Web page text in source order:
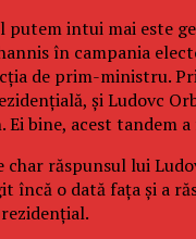
putem intui mai este
în campania
de prim-ministru.
și Ludovc
bine, acest tandem
char răspunsul lui
încă o dată fața și a